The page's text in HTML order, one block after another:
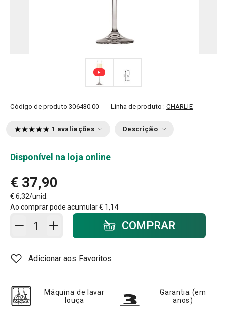
Código de produto 306430.00 Linha de produto : CHARLIE
1 avaliações Descrição
Disponível na loja online
€ 37,90
€ 6,32/unid.
Ao comprar pode acumular€ 1,14
Adicionar ao carrinho - quantidadeCOMPRAR
Adicionar aos Favoritos
Máquina de lavar
louça
Garantia (em
anos)